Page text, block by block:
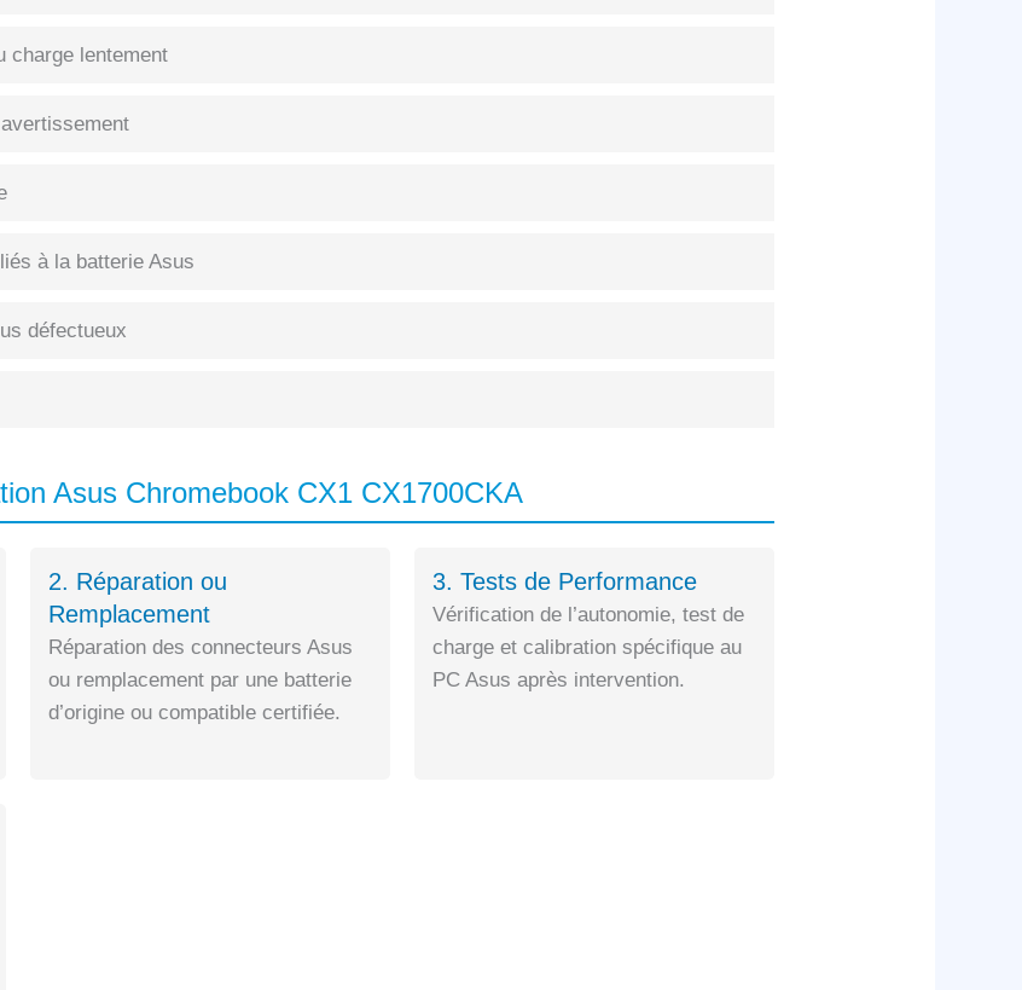
charge lentement
avertissement
à la batterie Asus
défectueux
Asus Chromebook CX1 CX1700CKA
2. Réparation ou
Remplacement
Réparation des connecteurs Asus
ou remplacement par une batterie
d’origine ou compatible certifiée.
3. Tests de Performance
Vérification de l’autonomie, test de
charge et calibration spécifique au
PC Asus après intervention.